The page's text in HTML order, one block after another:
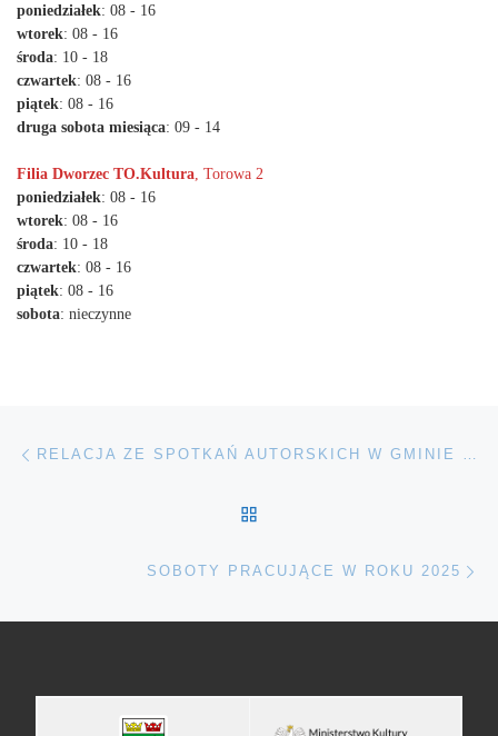
poniedziałek: 08 - 16
wtorek: 08 - 16
środa: 10 - 18
czwartek: 08 - 16
piątek: 08 - 16
druga sobota miesiąca: 09 - 14
Filia Dworzec TO.Kultura , Torowa 2
poniedziałek: 08 - 16
wtorek: 08 - 16
środa: 10 - 18
czwartek: 08 - 16
piątek: 08 - 16
sobota: nieczynne
RELACJA ZE SPOTKAŃ AUTORSKICH W GMINIE TERESIN
SOBOTY PRACUJĄCE W ROKU 2025